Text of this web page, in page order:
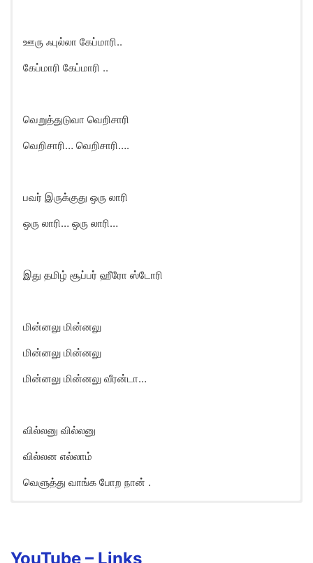
ஊரு ஃபுல்லா கேப்மாரி..
கேப்மாரி கேப்மாரி ..
வெறுத்துடுவா வெறிசாரி
வெறிசாரி… வெறிசாரி….
பவர் இருக்குது ஒரு லாரி
ஒரு லாரி… ஒரு லாரி…
இது தமிழ் சூப்பர் ஹீரோ ஸ்டோரி
மின்னலு மின்னலு
மின்னலு மின்னலு
மின்னலு மின்னலு வீரன்டா…
வில்லனு வில்லனு
வில்லன எல்லாம்
வெளுத்து வாங்க போற நான் .
Kovakkaran…
YouTube – Links